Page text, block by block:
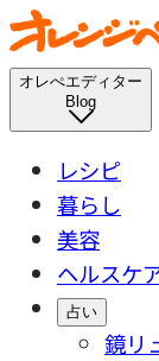
オレぺエディター
Blog
レシピ
暮らし
美容
ヘルスケ
占い
鏡リ